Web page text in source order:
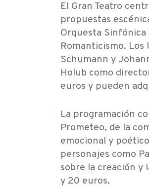
El Gran Teatro
propuestas
Orquesta
Romanticismo. Los
Schumann y
Holub como
euros y pueden
La programación
Prometeo, de la
emocional y
personajes como
sobre la creación y
y 20 euros.